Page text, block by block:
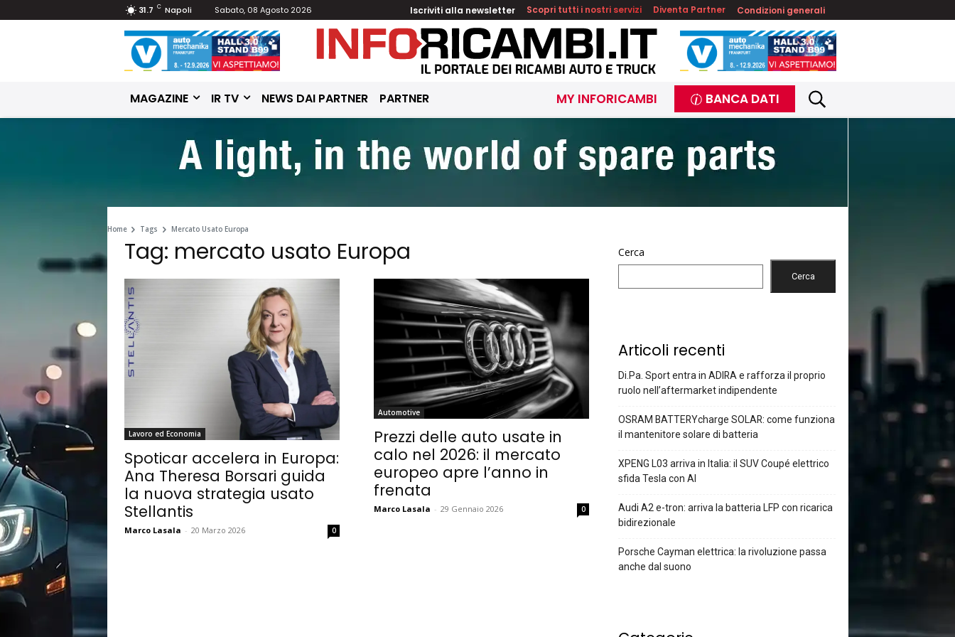
31.7 C Napoli Sabato, 08 Agosto 2026 Iscriviti alla newsletter Scopri tutti i nostri servizi Diventa Partner Condizioni generali
MAGAZINE IR TV NEWS DAI PARTNER PARTNER MY INFORICAMBI BANCA DATI
Home Tags Mercato Usato Europa
Tag: mercato usato Europa
Lavoro ed Economia
Spoticar accelera in Europa:
Ana Theresa Borsari guida
la nuova strategia usato
Stellantis
Marco Lasala - 20 Marzo 2026 0
Automotive
Prezzi delle auto usate in
calo nel 2026: il mercato
europeo apre l’anno in
frenata
Marco Lasala - 29 Gennaio 2026 0
Cerca
Cerca
Articoli recenti
Di.Pa. Sport entra in ADIRA e rafforza il proprio
ruolo nell’aftermarket indipendente
OSRAM BATTERYcharge SOLAR: come funziona
il mantenitore solare di batteria
XPENG L03 arriva in Italia: il SUV Coupé elettrico
sfida Tesla con AI
Audi A2 e-tron: arriva la batteria LFP con ricarica
bidirezionale
Porsche Cayman elettrica: la rivoluzione passa
anche dal suono